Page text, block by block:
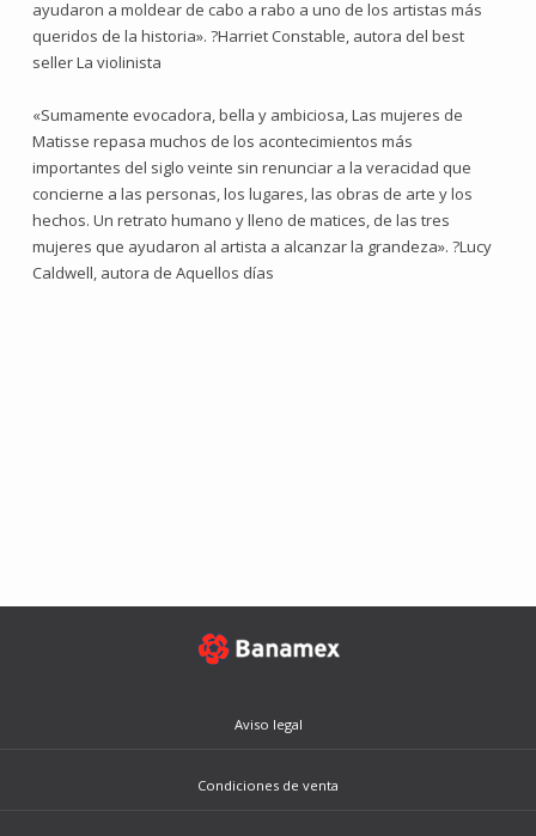
ayudaron a moldear de cabo a rabo a uno de los artistas más
queridos de la historia». ?Harriet Constable, autora del best
seller La violinista
«Sumamente evocadora, bella y ambiciosa, Las mujeres de
Matisse repasa muchos de los acontecimientos más
importantes del siglo veinte sin renunciar a la veracidad que
concierne a las personas, los lugares, las obras de arte y los
hechos. Un retrato humano y lleno de matices, de las tres
mujeres que ayudaron al artista a alcanzar la grandeza». ?Lucy
Caldwell, autora de Aquellos días
Aviso legal
Condiciones de venta